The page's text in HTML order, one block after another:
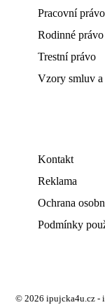
Pracovní právo
Rodinné právo
Trestní právo
Vzory smluv a
Kontakt
Reklama
Ochrana
Podmínky
© 2026 ipujcka4u.cz -